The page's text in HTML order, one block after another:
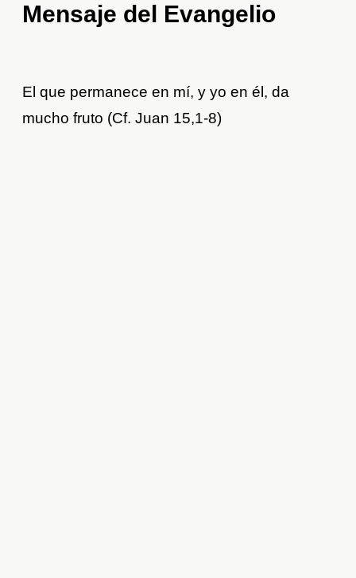
Mensaje del Evangelio
El que permanece en mí, y yo en él, da
mucho fruto (Cf. Juan 15,1-8)